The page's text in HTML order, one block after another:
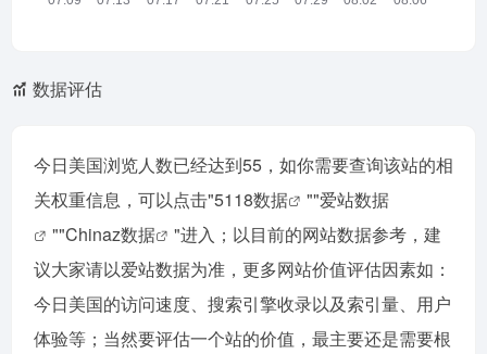
数据评估
今日美国浏览人数已经达到55，如你需要查询该站的相
关权重信息，可以点击"5118数据 ""爱站数据
""Chinaz数据
"进入；以目前的网站数据参考，建
议大家请以爱站数据为准，更多网站价值评估因素如：
今日美国的访问速度、搜索引擎收录以及索引量、用户
体验等；当然要评估一个站的价值，最主要还是需要根